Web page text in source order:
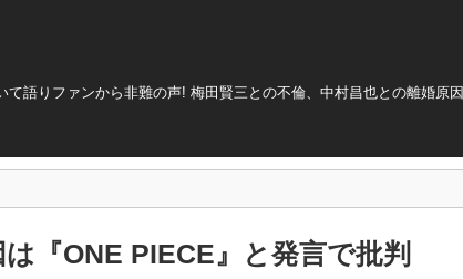
語りファンから非難の声! 梅田賢三との不倫、中村昌也との離婚原因
『ONE PIECE』と発言で批判